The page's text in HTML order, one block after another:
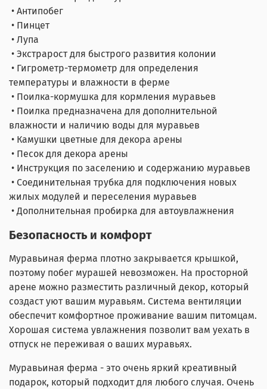
• Антипобег
• Пинцет
• Лупа
• Экстрарост для быстрого развития колонии
• Гигрометр-термометр для определения
температуры и влажности в ферме
• Поилка-кормушка для кормления муравьев
• Поилка предназначена для дополнительной
влажности и наличию воды для муравьев
• Камушки цветные для декора арены
• Песок для декора арены
• Инструкция по заселению и содержанию муравьев
• Соединительная трубка для подключения новых
жилых модулей и переселения муравьев
• Дополнительная пробирка для автоувлажнения
Безопасность и комфорт
Муравьиная ферма плотно закрывается крышкой,
поэтому побег мурашей невозможен. На просторной
арене можно разместить различный декор, который
создаст уют вашим муравьям. Система вентиляции
обеспечит комфортное проживание вашим питомцам.
Хорошая система увлажнения позволит вам уехать в
отпуск не переживая о ваших муравьях.
Муравьиная ферма - это очень яркий креативный
подарок, который подходит для любого случая. Очень